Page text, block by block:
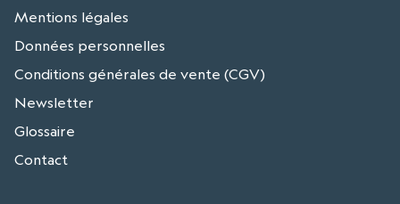
Mentions légales
Données personnelles
Conditions générales de vente (CGV)
Newsletter
Glossaire
Contact